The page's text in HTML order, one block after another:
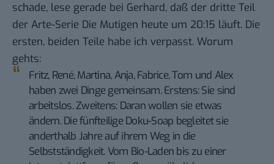
schade, lese gerade bei Gerhard, daß der dritte Teil
der Arte-Serie Die Mutigen heute um 20:15 läuft. Die
ersten, beiden Teile habe ich verpasst. Worum
gehts:
Fritz, René, Martina, Anja, Fabrice, Tom und Alex
haben zwei Dinge gemeinsam. Erstens: Sie sind
arbeitslos. Zweitens: Daran wollen sie etwas
ändern. Die fünfteilige Doku-Soap begleitet sie
anderthalb Jahre auf ihrem Weg in die
Selbstständigkeit. Vom Bio-Laden bis zu einer